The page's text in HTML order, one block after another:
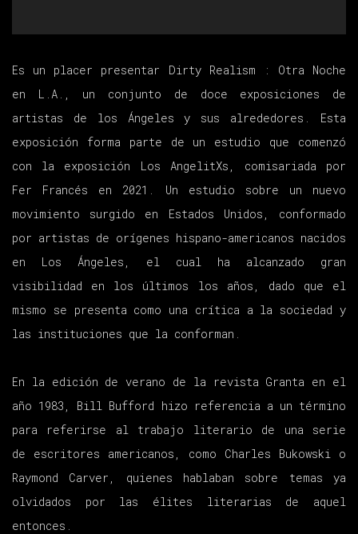
Es un placer presentar Dirty Realism : Otra Noche
en L.A., un conjunto de doce exposiciones de
artistas de los Ángeles y sus alrededores. Esta
exposición forma parte de un estudio que comenzó
con la exposición Los AngelitXs, comisariada por
Fer Francés en 2021. Un estudio sobre un nuevo
movimiento surgido en Estados Unidos, conformado
por artistas de orígenes hispano-americanos nacidos
en Los Ángeles, el cual ha alcanzado gran
visibilidad en los últimos los años, dado que el
mismo se presenta como una crítica a la sociedad y
las instituciones que la conforman.
En la edición de verano de la revista Granta en el
año 1983, Bill Bufford hizo referencia a un término
para referirse al trabajo literario de una serie
de escritores americanos, como Charles Bukowski o
Raymond Carver, quienes hablaban sobre temas ya
olvidados por las élites literarias de aquel
entonces.